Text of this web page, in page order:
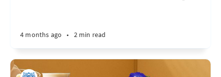
4 months ago • 2 min read